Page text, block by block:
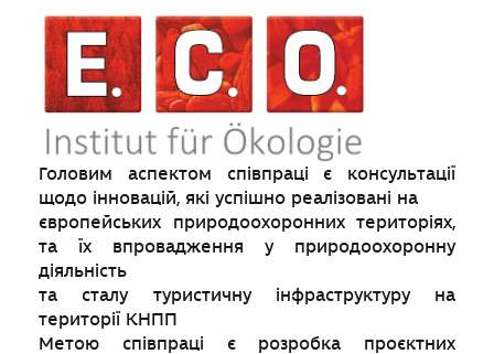
Головим аспектом співпраці є консультації
щодо інновацій, які успішно реалізовані на
європейських природоохоронних територіях,
та їх впровадження у природоохоронну
діяльність
та сталу туристичну інфраструктуру на
території КНПП
Метою співпраці є розробка проєктних